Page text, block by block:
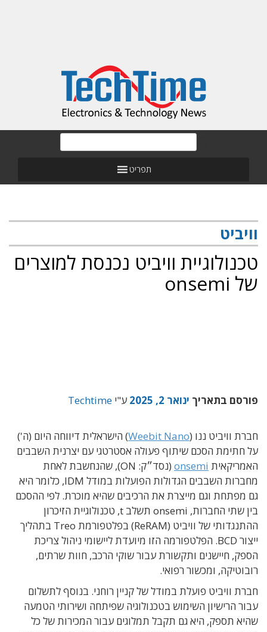
תפריט
וויביט
טכנולוגיית וויביט נכנסת למוצרים
של onsemi
פורסם בתאריך ינואר 2, 2025 ע"י Techtime
חברת וויביט ננו (Weebit Nano) הישראלית דיווחה היום (ה')
על חתימת הסכם שיתוף פעולה אסטרטגי עם יצרנית השבבים
האמריקאית onsemi
(נסד״ק: ON), שהנחשבת לאחת
מחברות השבבים הגדולות הפועלות במודל IDM, כלומר היא
גם מפתחת וגם מייצרת את הרכיבים שהיא מוכרת. לפי ההסכם
בין שתי החברות, onsemi תשלב t, טכנולוגיית הזיכרון
ההתנגדותי של וויביט (ReRAM) בפלטפורמת Treo בתהליך
ייצור BCD. הפלטפורמה הזו מיועדת ליישומי ניהול צריכת
הספק, חיישנים ותקשורת עבור שוקי הרכב, חוות שרתים,
רובוטיקה, ומכשור רפואי.
חברת וויביט פועלת במודל של קניין רוחני. בנוסף לתשלום
עבור הרישיון השימוש בטכנולוגיה שפיתחה ושירותי הטמעה
שהיא תספק, היא גם תקבל תמלוגים עבור המכירות של כל